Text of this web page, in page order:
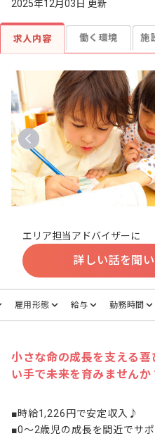
2025年12月03日 更新
求人内容 働く環境 施
エリア担当アドバイザーに
詳しい話を聞
雇用形態 給与 勤務時間
小さな命の成長を支える
い手で未来を育みませんか
■時給1,226円で安定収入♪
■0～2歳児の成長を間近でサ